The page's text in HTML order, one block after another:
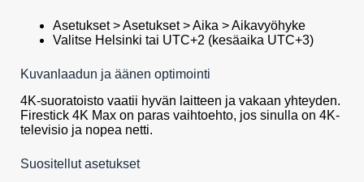
Asetukset > Asetukset > Aika > Aikavyöhyke
Valitse Helsinki tai UTC+2 (kesäaika UTC+3)
Kuvanlaadun ja äänen optimointi
4K-suoratoisto vaatii hyvän laitteen ja vakaan yhteyden.
Firestick 4K Max on paras vaihtoehto, jos sinulla on 4K-
televisio ja nopea netti.
Suositellut asetukset